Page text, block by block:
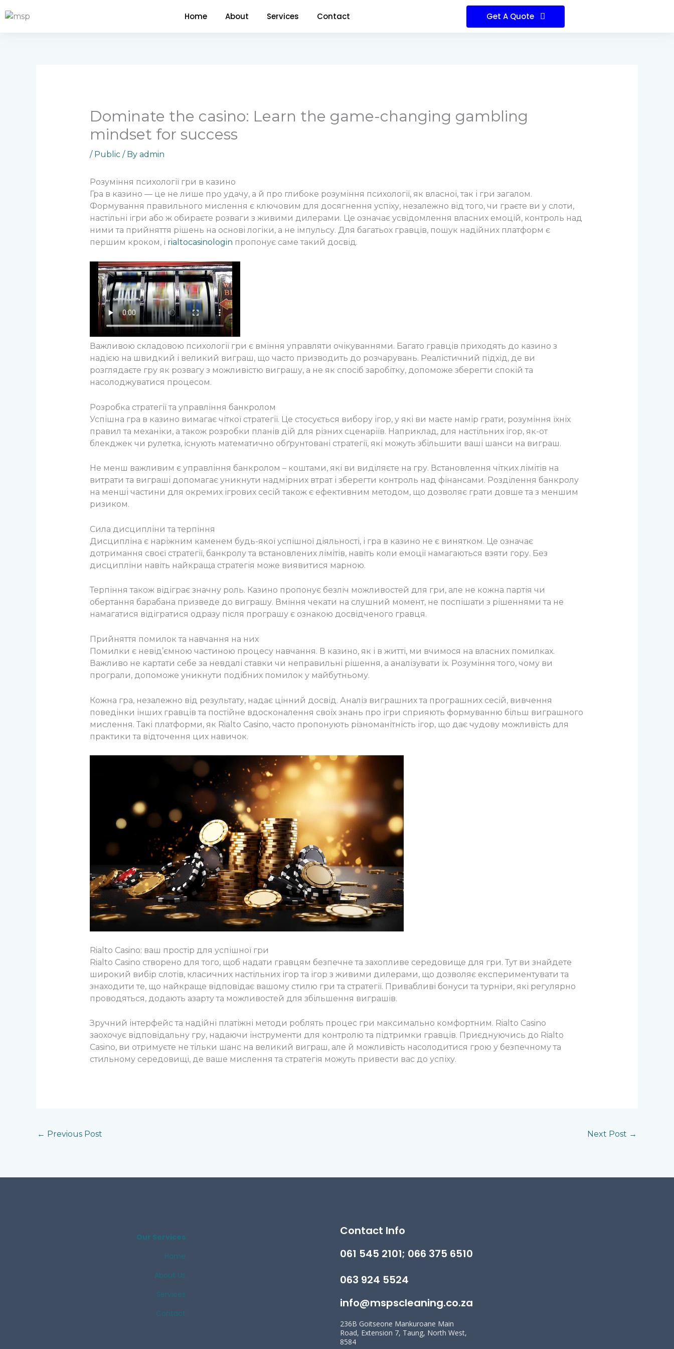
to
Home About Services Contact Get A Quote
Dominate the casino: Learn the game-changing gambling
mindset for success
/ Public/ By admin
Розуміння психології гри в казино
Гра в казино — це не лише про удачу, а й про глибоке розуміння психології, як власної, так і гри загалом.
Формування правильного мислення є ключовим для досягнення успіху, незалежно від того, чи граєте ви у слоти,
настільні ігри або ж обираєте розваги з живими дилерами. Це означає усвідомлення власних емоцій, контроль над
ними та прийняття рішень на основі логіки, а не імпульсу. Для багатьох гравців, пошук надійних платформ є
першим кроком, і rialtocasinologin пропонує саме такий досвід.
Важливою складовою психології гри є вміння управляти очікуваннями. Багато гравців приходять до казино з
надією на швидкий і великий виграш, що часто призводить до розчарувань. Реалістичний підхід, де ви
розглядаєте гру як розвагу з можливістю виграшу, а не як спосіб заробітку, допоможе зберегти спокій та
насолоджуватися процесом.
Розробка стратегії та управління банкролом
Успішна гра в казино вимагає чіткої стратегії. Це стосується вибору ігор, у які ви маєте намір грати, розуміння їхніх
правил та механіки, а також розробки планів дій для різних сценаріїв. Наприклад, для настільних ігор, як-от
блекджек чи рулетка, існують математично обґрунтовані стратегії, які можуть збільшити ваші шанси на виграш.
Не менш важливим є управління банкролом – коштами, які ви виділяєте на гру. Встановлення чітких лімітів на
витрати та виграші допомагає уникнути надмірних втрат і зберегти контроль над фінансами. Розділення банкролу
на менші частини для окремих ігрових сесій також є ефективним методом, що дозволяє грати довше та з меншим
ризиком.
Сила дисципліни та терпіння
Дисципліна є наріжним каменем будь-якої успішної діяльності, і гра в казино не є винятком. Це означає
дотримання своєї стратегії, банкролу та встановлених лімітів, навіть коли емоції намагаються взяти гору. Без
дисципліни навіть найкраща стратегія може виявитися марною.
Терпіння також відіграє значну роль. Казино пропонує безліч можливостей для гри, але не кожна партія чи
обертання барабана призведе до виграшу. Вміння чекати на слушний момент, не поспішати з рішеннями та не
намагатися відігратися одразу після програшу є ознакою досвідченого гравця.
Прийняття помилок та навчання на них
Помилки є невід’ємною частиною процесу навчання. В казино, як і в житті, ми вчимося на власних помилках.
Важливо не картати себе за невдалі ставки чи неправильні рішення, а аналізувати їх. Розуміння того, чому ви
програли, допоможе уникнути подібних помилок у майбутньому.
Кожна гра, незалежно від результату, надає цінний досвід. Аналіз виграшних та програшних сесій, вивчення
поведінки інших гравців та постійне вдосконалення своїх знань про ігри сприяють формуванню більш виграшного
мислення. Такі платформи, як Rialto Casino, часто пропонують різноманітність ігор, що дає чудову можливість для
практики та відточення цих навичок.
Rialto Casino: ваш простір для успішної гри
Rialto Casino створено для того, щоб надати гравцям безпечне та захопливе середовище для гри. Тут ви знайдете
широкий вибір слотів, класичних настільних ігор та ігор з живими дилерами, що дозволяє експериментувати та
знаходити те, що найкраще відповідає вашому стилю гри та стратегії. Привабливі бонуси та турніри, які регулярно
проводяться, додають азарту та можливостей для збільшення виграшів.
Зручний інтерфейс та надійні платіжні методи роблять процес гри максимально комфортним. Rialto Casino
заохочує відповідальну гру, надаючи інструменти для контролю та підтримки гравців. Приєднуючись до Rialto
Casino, ви отримуєте не тільки шанс на великий виграш, але й можливість насолодитися грою у безпечному та
стильному середовищі, де ваше мислення та стратегія можуть привести вас до успіху.
← Previous Post Next Post →
Our Services
Home
About Us
Services
Contact
Contact Info
061 545 2101; 066 375 6510
063 924 5524
info@mspscleaning.co.za
236B Goitseone Mankuroane Main
Road, Extension 7, Taung, North West,
8584